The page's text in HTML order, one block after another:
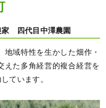
家 四代目中澤農園
域特性を生かした畑作・
えた多角経営的複合経営を
ています。